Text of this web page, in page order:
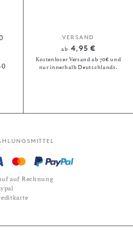
VERSAND
ab 4,95 €
Kostenloser Versand ab 70€ und
nur innerhalb Deutschlands.
auf Rechnung